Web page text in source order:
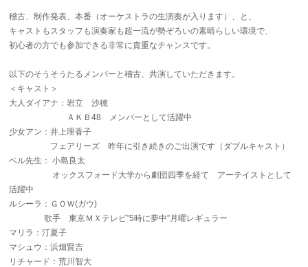
稽古、制作発表、本番（オーケストラの生演奏が入ります）、と、
キャストもスタッフも演奏家も超一流が勢ぞろいの素晴らしい環境で、
初心者の方でも参加できる非常に貴重なチャンスです。
以下のそうそうたるメンバーと稽古、共演していただきます。
＜キャスト＞
大人ダイアナ：岩立 沙穂
ＡＫＢ48 メンバーとして活躍中
少女アン：井上理香子
フェアリーズ 昨年に引き続きのご出演です（ダブルキャスト）
ベル先生： 小島良太
オックスフォード大学から劇団四季を経て アーテイストとして
活躍中
ルシーラ：ＧＯＷ(ガウ)
歌手 東京ＭＸテレビ”5時に夢中”月曜レギュラー
マリラ：汀夏子
マシュウ：浜畑賢吉
リチャード：荒川智大